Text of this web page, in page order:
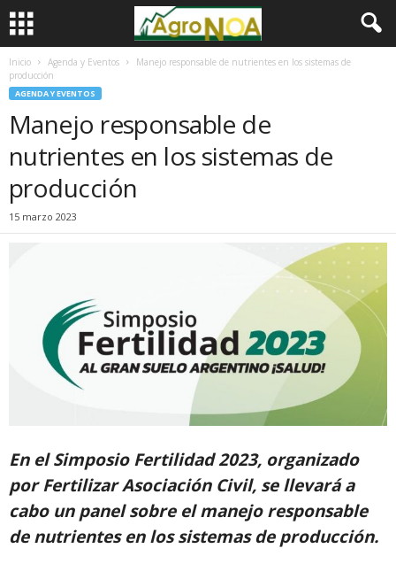
Inicio Agenda y Eventos
Manejo responsable de nutrientes en los sistemas de
producción
AGENDA Y EVENTOS
Manejo responsable de
nutrientes en los sistemas de
producción
15 marzo 2023
En el Simposio Fertilidad 2023, organizado
por Fertilizar Asociación Civil, se llevará a
cabo un panel sobre el manejo responsable
de nutrientes en los sistemas de producción.